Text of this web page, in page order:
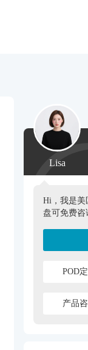
Lisa
Hi，我是美
盘可免费咨
POD
产品